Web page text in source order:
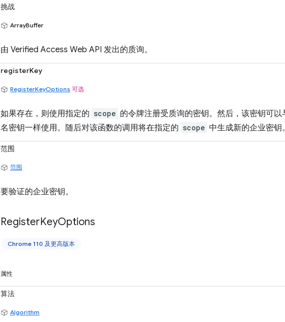
挑战
ArrayBuffer
由 Verified Access Web API 发出的质询。
registerKey
RegisterKeyOptions 可选
如果存在，则使用指定的 scope 的令牌注册受质询的密钥。然后，该密钥可
名密钥一样使用。随后对该函数的调用将在指定的 scope 中生成新的企业密钥。
范围
范围
要验证的企业密钥。
RegisterKeyOptions
Chrome 110 及更高版本
属性
算法
Algorithm